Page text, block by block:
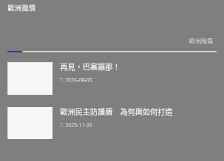
歐洲風情
歐洲風情
再見，巴塞羅那！
2026-08-05
歐洲民主防護盾 為何與如何打造
2025-11-20